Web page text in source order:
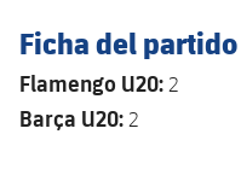
Ficha del partido
Flamengo U20: 2
Barça U20: 2